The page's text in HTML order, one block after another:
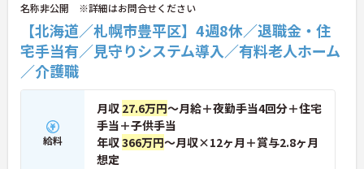
名称非公開 ※詳細はお問合せください
【北海道／札幌市豊平区】4週8休／退職金・住
宅手当有／見守りシステム導入／有料老人ホーム
／介護職
給料
月収 27.6万円～月給＋夜勤手当4回分＋住宅
手当＋子供手当
年収366万円～月収×12ヶ月＋賞与2.8ヶ月
想定